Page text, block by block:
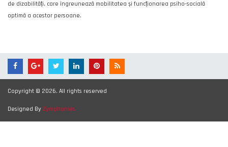
de dizabilități, care îngreunează mobilitatea și funcționarea psiho-socială
optimă a acestor persoane.
Copyright © 2026. All rights reserved
Designed By Zymphonies